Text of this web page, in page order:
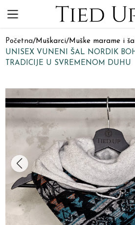
Početna/Muškarci/Muške marame i
UNISEX VUNENI ŠAL NORDIK
TRADICIJE U SVREMENOM DUHU